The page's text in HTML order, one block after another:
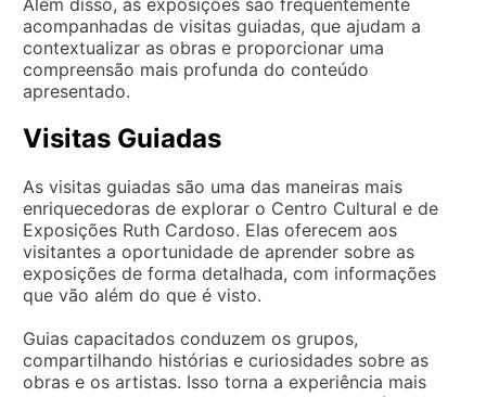
acompanhadas de visitas guiadas, que ajudam a
contextualizar as obras e proporcionar uma
compreensão mais profunda do conteúdo
apresentado.
Visitas Guiadas
As visitas guiadas são uma das maneiras mais
enriquecedoras de explorar o Centro Cultural e de
Exposições Ruth Cardoso. Elas oferecem aos
visitantes a oportunidade de aprender sobre as
exposições de forma detalhada, com informações
que vão além do que é visto.
Guias capacitados conduzem os grupos,
compartilhando histórias e curiosidades sobre as
obras e os artistas. Isso torna a experiência mais